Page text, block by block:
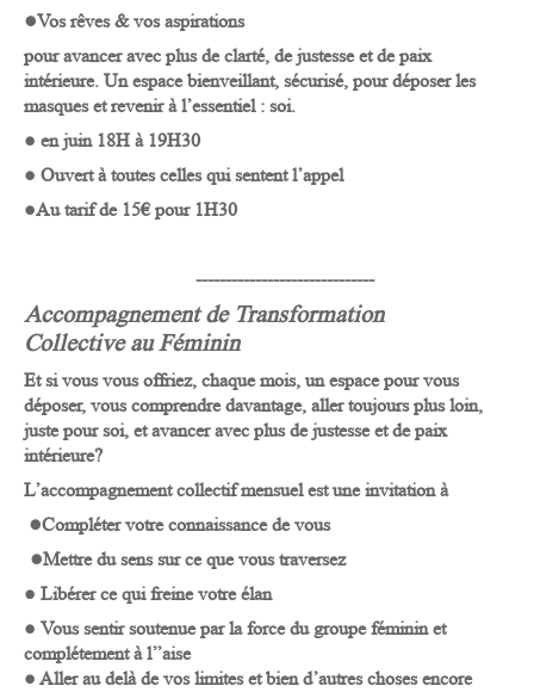
●Vos rêves & vos aspirations
pour avancer avec plus de clarté, de justesse et de paix
intérieure. Un espace bienveillant, sécurisé, pour déposer les
masqueset revenir à l’essentiel : soi.
● en juin 18H à 19H30
● Ouvert à toutes celles qui sentent l’appel
●Au tarif de 15€ pour 1H30
------------------------------
Accompagnement de Transformation
Collective au Féminin
Et si vous vous offriez, chaque mois, un espace pourvous
déposer, vous comprendre davantage, aller toujours plus loin,
juste pour soi, et avancer avec plus de justesse et de paix
intérieure?
L’accompagnement collectif mensuel est une invitation à
●Compléter votre connaissance de vous
●Mettre du sens sur ce que vous traversez
● Libérer ce qui freine votre élan
● Vous sentir soutenue par la force du groupe féminin et
complétement à l’’aise
● Aller au delà de vos limites et bien d’autres choses encore